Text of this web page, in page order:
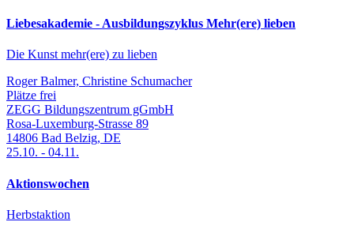
Liebesakademie - Ausbildungszyklus Mehr(ere) lieben
Die Kunst mehr(ere) zu lieben
Roger Balmer, Christine Schumacher
Plätze frei
ZEGG Bildungszentrum gGmbH
Rosa-Luxemburg-Strasse 89
14806 Bad Belzig, DE
25.10. - 04.11.
Aktionswochen
Herbstaktion